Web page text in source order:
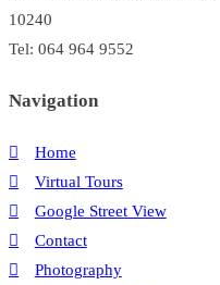
10240
Tel: 064 964 9552
Navigation
Home
Virtual Tours
Google Street View
Contact
Photography